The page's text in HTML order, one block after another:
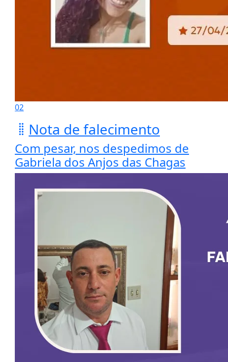
02
Nota de falecimento
Com pesar, nos despedimos de
Gabriela dos Anjos das Chagas